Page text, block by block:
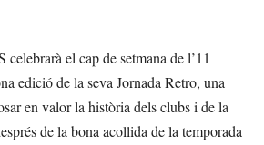
el cap de setmana de l’11
edició de la seva Jornada Retro, una
en valor la història dels clubs i de la
de la bona acollida de la temporada